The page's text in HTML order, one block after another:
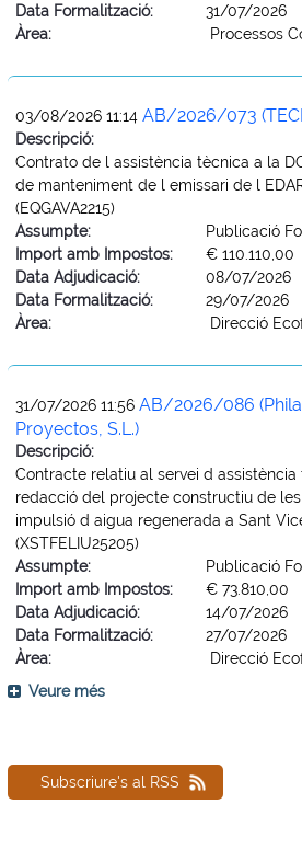
Data Formalització:
31/07/2026
Àrea:
Processos
03/08/2026 11:14 AB/2026/073
Descripció:
Contrato de l assistència tècnica a la
de manteniment de l emissari de l
(EQGAVA2215)
Assumpte:
Publicació
Import amb Impostos:
€ 110.110,00
Data Adjudicació:
08/07/2026
Data Formalització:
29/07/2026
Àrea:
Direcció
31/07/2026 11:56 AB/2026/086
Proyectos, S.L.)
Descripció:
Contracte relatiu al servei d
redacció del projecte constructiu de
impulsió d aigua regenerada a Sant
(XSTFELIU25205)
Assumpte:
Publicació
Import amb Impostos:
€ 73.810,00
Data Adjudicació:
14/07/2026
Data Formalització:
27/07/2026
Àrea:
Direcció
Veure més
Subscriure's al RSS